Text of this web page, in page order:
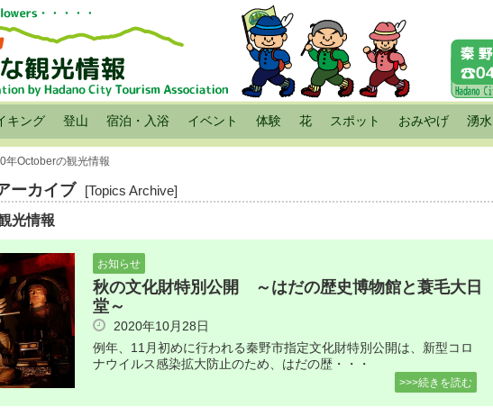
キング 登山 宿泊・入浴 イベント 体験 花 スポット おみやげ 湧水
年Octoberの観光情報
ーカイブ [Topics Archive]
光情報
お知らせ
秋の文化財特別公開 ～はだの歴史博物館と蓑毛大日
堂～
2020年10月28日
例年、11月初めに行われる秦野市指定文化財特別公開は、新型コロ
ナウイルス感染拡大防止のため、はだの歴・・・
>>>続きを読む